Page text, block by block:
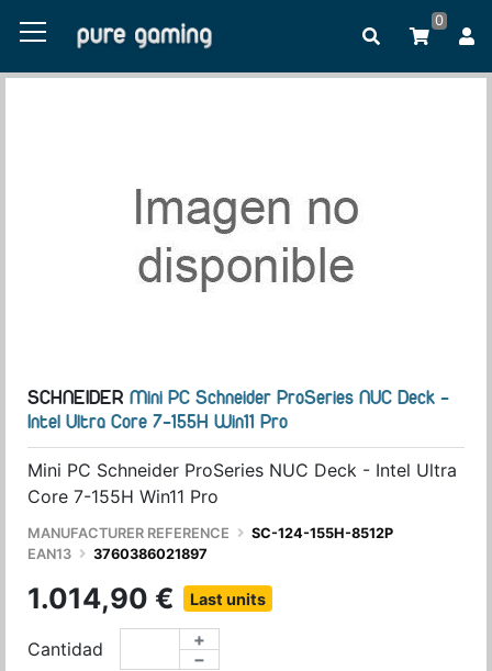
0
SCHNEIDER Mini PC Schneider ProSeries NUC Deck -
Intel Ultra Core 7-155H Win11 Pro
Mini PC Schneider ProSeries NUC Deck - Intel Ultra
Core 7-155H Win11 Pro
MANUFACTURER REFERENCE
SC-124-155H-8512P
EAN13
3760386021897
1.014,90 € Last units
Cantidad −
+